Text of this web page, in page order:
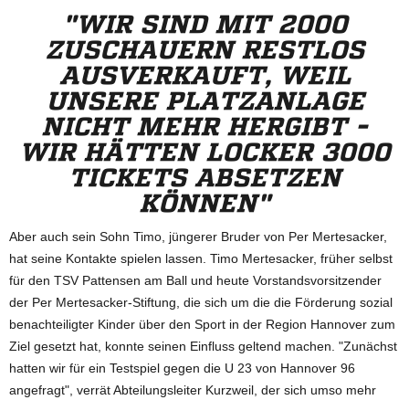
"WIR SIND MIT 2000
ZUSCHAUERN RESTLOS
AUSVERKAUFT, WEIL
UNSERE PLATZANLAGE
NICHT MEHR HERGIBT -
WIR HÄTTEN LOCKER 3000
TICKETS ABSETZEN
KÖNNEN"
Aber auch sein Sohn Timo, jüngerer Bruder von Per Mertesacker,
hat seine Kontakte spielen lassen. Timo Mertesacker, früher selbst
für den TSV Pattensen am Ball und heute Vorstandsvorsitzender
der Per Mertesacker-Stiftung, die sich um die die Förderung sozial
benachteiligter Kinder über den Sport in der Region Hannover zum
Ziel gesetzt hat, konnte seinen Einfluss geltend machen. "Zunächst
hatten wir für ein Testspiel gegen die U 23 von Hannover 96
angefragt", verrät Abteilungsleiter Kurzweil, der sich umso mehr